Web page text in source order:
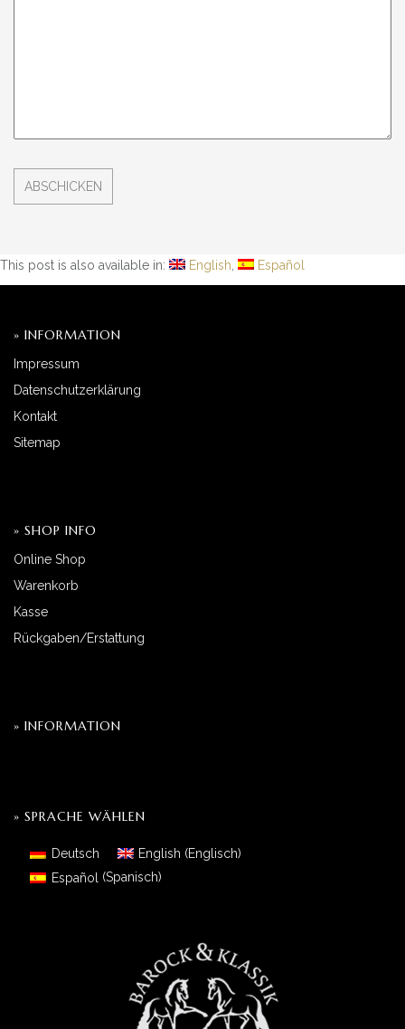
This post is also available in: English Español
» INFORMATION
Impressum
Datenschutzerklärung
Kontakt
Sitemap
» SHOP INFO
Online Shop
Warenkorb
Kasse
Rückgaben/Erstattung
» INFORMATION
» SPRACHE WÄHLEN
Deutsch English (Englisch)
Español
(Spanisch)